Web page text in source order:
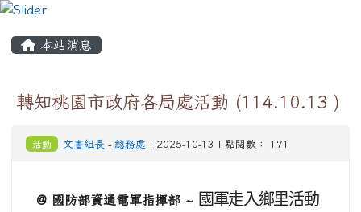
本站消息
轉知桃園市政府各局處活動 (114.10.13 )
活動 文書組長 - 總務處 | 2025-10-13 | 點閱數： 171
@ 國防部資通電軍指揮部 ~
國軍走入鄉里活動